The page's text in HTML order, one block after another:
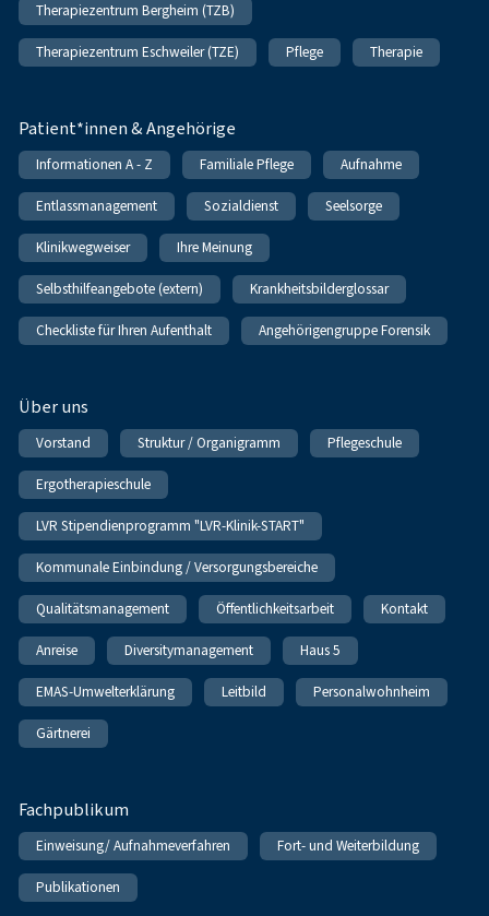
Therapiezentrum Bergheim (TZB)
Therapiezentrum Eschweiler (TZE) Pflege Therapie
Patient*innen & Angehörige
Informationen A - Z Familiale Pflege Aufnahme
Entlassmanagement Sozialdienst Seelsorge
Klinikwegweiser Ihre Meinung
Selbsthilfeangebote (extern) Krankheitsbilderglossar
Checkliste für Ihren Aufenthalt Angehörigengruppe Forensik
Über uns
Vorstand Struktur / Organigramm Pflegeschule
Ergotherapieschule
LVR Stipendienprogramm "LVR-Klinik-START"
Kommunale Einbindung / Versorgungsbereiche
Qualitätsmanagement Öffentlichkeitsarbeit Kontakt
Anreise Diversitymanagement Haus 5
EMAS-Umwelterklärung Leitbild Personalwohnheim
Gärtnerei
Fachpublikum
Einweisung/ Aufnahmeverfahren Fort- und Weiterbildung
Publikationen